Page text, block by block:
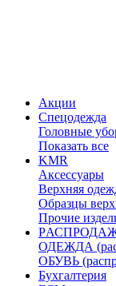
Акции
Спецодежда
Головные
Показать все
KMR
Аксессуары
Верхняя
Образцы
Прочие
ОДЕЖДА
ОБУВЬ
Бухгалтерия